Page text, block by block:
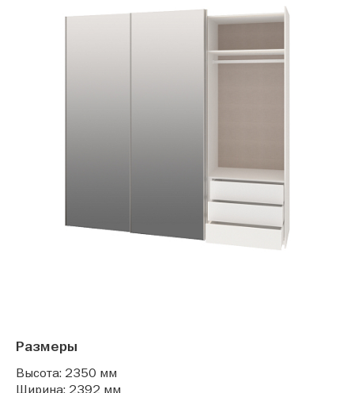
Размеры
Высота: 2350 мм
Ширина: 2392 мм